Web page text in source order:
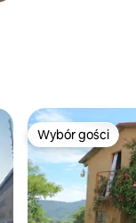
Wybór gości
Wybór gości